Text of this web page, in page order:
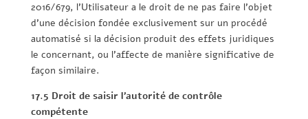
2016/679, l’Utilisateur a le droit de ne pas faire l’objet
d’une décision fondée exclusivement sur un procédé
automatisé si la décision produit des effets juridiques
le concernant, ou l’affecte de manière significative de
façon similaire.
17.5 Droit de saisir l’autorité de contrôle
compétente